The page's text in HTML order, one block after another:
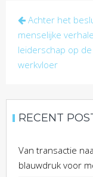
Post
navigation
Achter het
menselijke
leiderschap op de
werkvloer
RECENT
Van transactie
blauwdruk voor